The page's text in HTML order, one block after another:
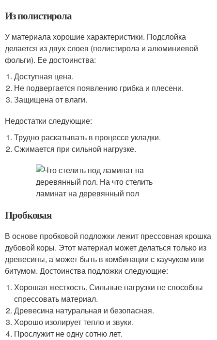
Из полистирола
У материала хорошие характеристики. Подслойка
делается из двух слоев (полистирола и алюминиевой
фольги). Ее достоинства:
Доступная цена.
Не подвергается появлению грибка и плесени.
Защищена от влаги.
Недостатки следующие:
Трудно раскатывать в процессе укладки.
Сжимается при сильной нагрузке.
Пробковая
В основе пробковой подложки лежит прессовная крошка
дубовой коры. Этот материал может делаться только из
древесины, а может быть в комбинации с каучуком или
битумом. Достоинства подложки следующие:
Хорошая жесткость. Сильные нагрузки не способны
спрессовать материал.
Древесина натуральная и безопасная.
Хорошо изолирует тепло и звуки.
Прослужит не одну сотню лет.